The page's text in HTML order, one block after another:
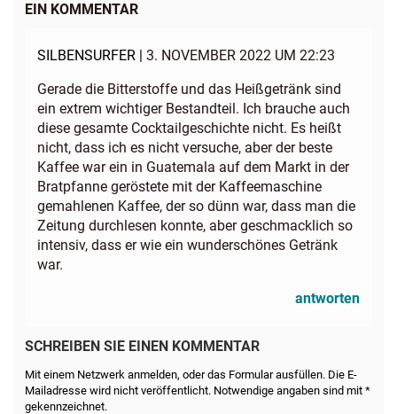
EIN KOMMENTAR
SILBENSURFER | 3. NOVEMBER 2022 UM 22:23
Gerade die Bitterstoffe und das Heißgetränk sind
ein extrem wichtiger Bestandteil. Ich brauche auch
diese gesamte Cocktailgeschichte nicht. Es heißt
nicht, dass ich es nicht versuche, aber der beste
Kaffee war ein in Guatemala auf dem Markt in der
Bratpfanne geröstete mit der Kaffeemaschine
gemahlenen Kaffee, der so dünn war, dass man die
Zeitung durchlesen konnte, aber geschmacklich so
intensiv, dass er wie ein wunderschönes Getränk
war.
antworten
SCHREIBEN SIE EINEN KOMMENTAR
Mit einem Netzwerk anmelden, oder das Formular ausfüllen. Die E-
Mailadresse wird nicht veröffentlicht. Notwendige angaben sind mit *
gekennzeichnet.